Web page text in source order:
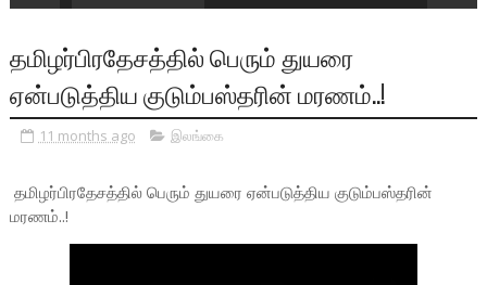
தமிழர்பிரதேசத்தில் பெரும் துயரை
ஏன்படுத்திய குடும்பஸ்தரின் மரணம்..!
11 months ago இலங்கை
தமிழர்பிரதேசத்தில் பெரும் துயரை ஏன்படுத்திய குடும்பஸ்தரின்
மரணம்..!